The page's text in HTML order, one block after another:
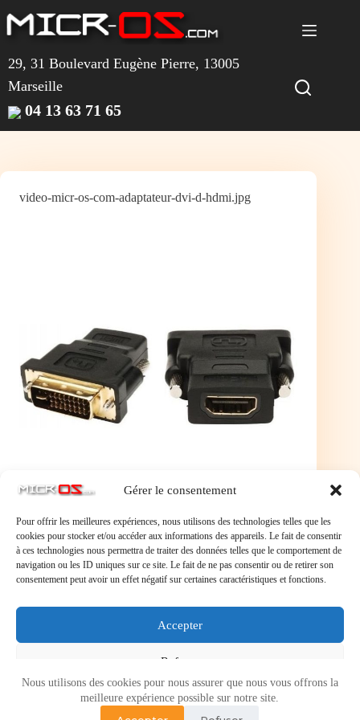
Gérer le consentement
Pour offrir les meilleures expériences, nous utilisons des technologies telles que les
cookies pour stocker et/ou accéder aux informations des appareils. Le fait de consentir
à ces technologies nous permettra de traiter des données telles que le comportement de
navigation ou les ID uniques sur ce site. Le fait de ne pas consentir ou de retirer son
consentement peut avoir un effet négatif sur certaines caractéristiques et fonctions.
Accepter
Refuser
Voir les préférences
au
contenu
Nous utilisons des cookies pour nous assurer que nous vous offrons la
meilleure expérience possible sur notre site.
29, 31 Boulevard Eugène Pierre, 13005
Marseille
04 13 63 71 65
video-micr-os-com-adaptateur-dvi-d-hdmi.jpg
Laisser un commentaire
Vous devez
pour publier un commentaire.